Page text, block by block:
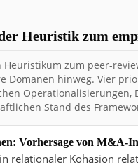
Heuristik zum
Heuristikum zum peer-
Domänen hinweg. Vier
Stand des
Vorhersage von M&A-
relationaler Kohäsion